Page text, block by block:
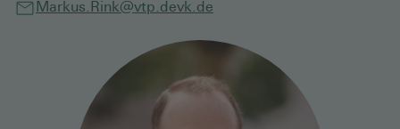
Markus.Rink@vtp.devk.de